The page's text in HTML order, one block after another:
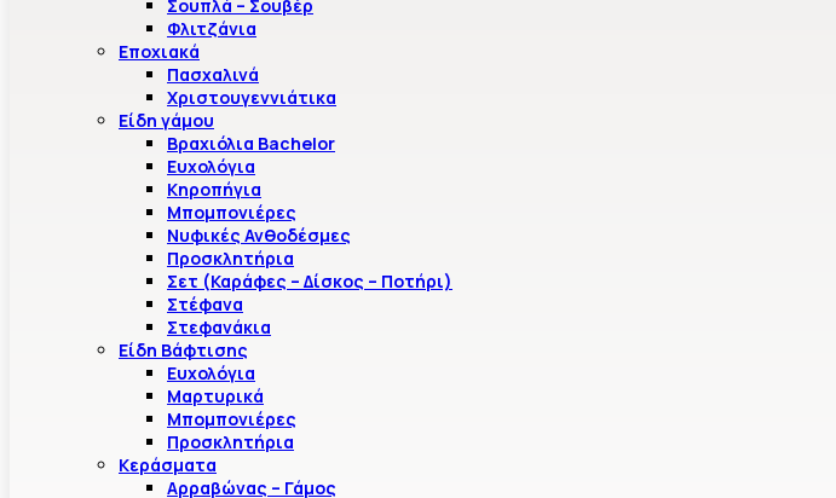
Σουπλά – Σουβέρ
Φλιτζάνια
Εποχιακά
Πασχαλινά
Χριστουγεννιάτικα
Είδη γάμου
Βραχιόλια Bachelor
Ευχολόγια
Κηροπήγια
Μπομπονιέρες
Νυφικές Ανθοδέσμες
Προσκλητήρια
Σετ (Καράφες – Δίσκος – Ποτήρι)
Στέφανα
Στεφανάκια
Είδη Βάφτισης
Ευχολόγια
Μαρτυρικά
Μπομπονιέρες
Προσκλητήρια
Κεράσματα
Αρραβώνας – Γάμος